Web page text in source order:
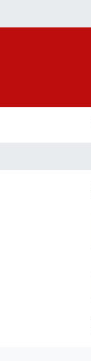
Afyon
Asayiş